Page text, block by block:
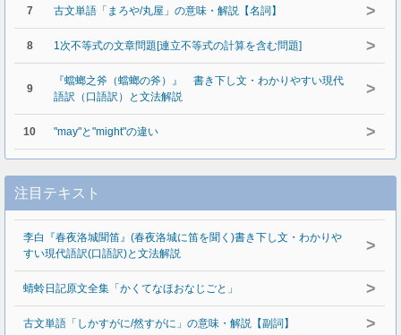
7 古文単語「まろや/丸屋」の意味・解説【名詞】 >
8 1次不等式の文章問題[連立不等式の計算を含む問題] >
9
『蟷螂之斧（蟷螂の斧）』 書き下し文・わかりやすい現代
語訳（口語訳）と文法解説
>
10 "may"と"might"の違い >
注目テキスト
李白『春夜洛城聞笛』(春夜洛城に笛を聞く)書き下し文・わかりや
すい現代語訳(口語訳)と文法解説
>
蜻蛉日記原文全集「かくてなほおなじごと」 >
古文単語「しかすがに/然すがに」の意味・解説【副詞】 >